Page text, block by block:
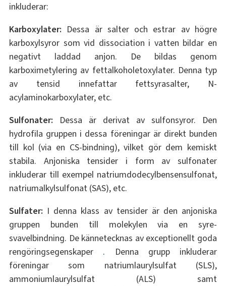
inkluderar:
Karboxylater: Dessa är salter och estrar av högre
karboxylsyror som vid dissociation i vatten bildar en
negativt laddad anjon. De bildas genom
karboximetylering av fettalkoholetoxylater. Denna typ
av tensid innefattar fettsyrasalter, N-
acylaminokarboxylater, etc.
Sulfonater: Dessa är derivat av sulfonsyror. Den
hydrofila gruppen i dessa föreningar är direkt bunden
till kol (via en CS-bindning), vilket gör dem kemiskt
stabila. Anjoniska tensider i form av sulfonater
inkluderar till exempel natriumdodecylbensensulfonat,
natriumalkylsulfonat (SAS), etc.
Sulfater: I denna klass av tensider är den anjoniska
gruppen bunden till molekylen via en syre-
svavelbindning. De kännetecknas av exceptionellt goda
rengöringsegenskaper . Denna grupp inkluderar
föreningar som natriumlaurylsulfat (SLS),
ammoniumlaurylsulfat (ALS) samt